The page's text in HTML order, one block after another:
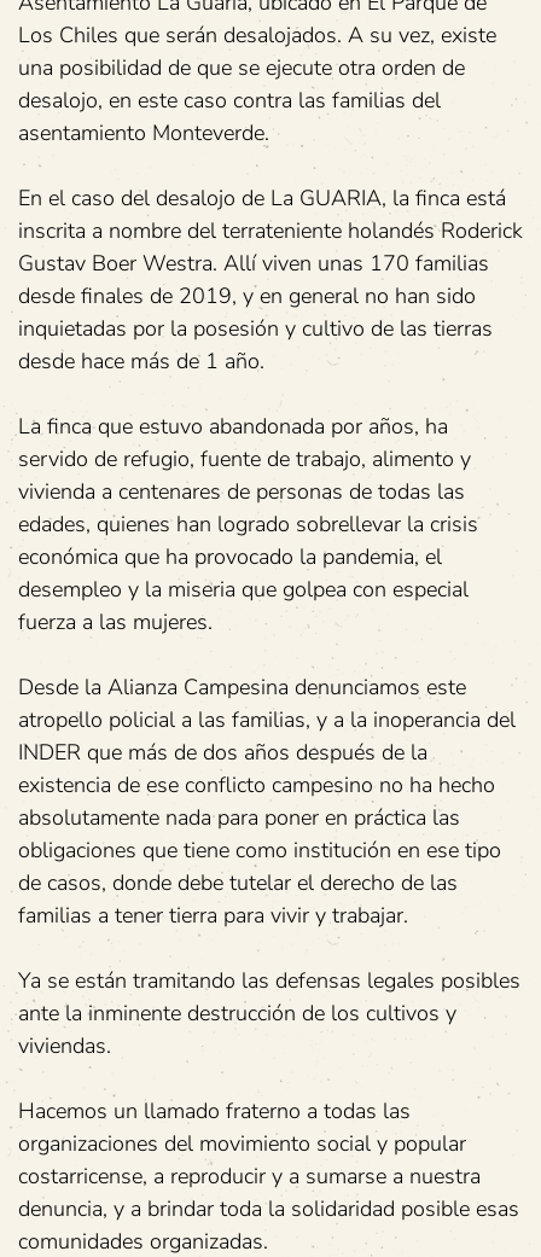
Los Chiles que serán desalojados. A su vez, existe
una posibilidad de que se ejecute otra orden de
desalojo, en este caso contra las familias del
asentamiento Monteverde.
En el caso del desalojo de La GUARIA, la finca está
inscrita a nombre del terrateniente holandés Roderick
Gustav Boer Westra. Allí viven unas 170 familias
desde finales de 2019, y en general no han sido
inquietadas por la posesión y cultivo de las tierras
desde hace más de 1 año.
La finca que estuvo abandonada por años, ha
servido de refugio, fuente de trabajo, alimento y
vivienda a centenares de personas de todas las
edades, quienes han logrado sobrellevar la crisis
económica que ha provocado la pandemia, el
desempleo y la miseria que golpea con especial
fuerza a las mujeres.
Desde la Alianza Campesina denunciamos este
atropello policial a las familias, y a la inoperancia del
INDER que más de dos años después de la
existencia de ese conflicto campesino no ha hecho
absolutamente nada para poner en práctica las
obligaciones que tiene como institución en ese tipo
de casos, donde debe tutelar el derecho de las
familias a tener tierra para vivir y trabajar.
Ya se están tramitando las defensas legales posibles
ante la inminente destrucción de los cultivos y
viviendas.
Hacemos un llamado fraterno a todas las
organizaciones del movimiento social y popular
costarricense, a reproducir y a sumarse a nuestra
denuncia, y a brindar toda la solidaridad posible esas
comunidades organizadas.